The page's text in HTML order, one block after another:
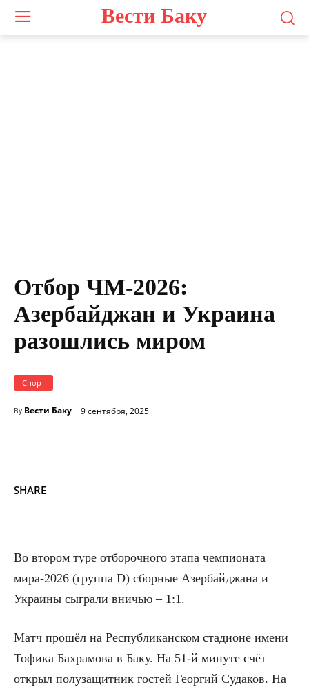
Вести Баку
Отбор ЧМ-2026:
Азербайджан и Украина
разошлись миром
Спорт
By Вести Баку 9 сентября, 2025
SHARE
Во втором туре отборочного этапа чемпионата
мира-2026 (группа D) сборные Азербайджана и
Украины сыграли вничью – 1:1.
Матч прошёл на Республиканском стадионе имени
Тофика Бахрамова в Баку. На 51-й минуте счёт
открыл полузащитник гостей Георгий Судаков. На